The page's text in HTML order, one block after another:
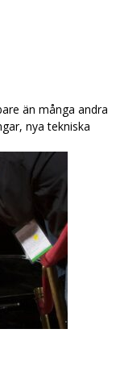
än många andra
nya tekniska